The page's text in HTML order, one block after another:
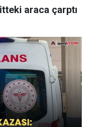
araca çarptı